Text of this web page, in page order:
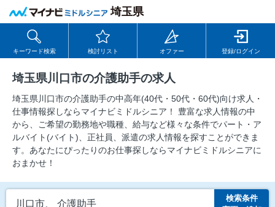
埼玉県
キーワード検索 検討リスト オファー 登録/ログイン
埼玉県川口市の介護助手の求人
埼玉県川口市の介護助手の中⾼年(40代・50代・60代)向け求⼈・
仕事情報探しならマイナビミドルシニア！ 豊富な求人情報の中
から、ご希望の勤務地や職種、給与など様々な条件でパート・ア
ルバイト(バイト)、正社員、派遣の求人情報を探すことができま
す。あなたにぴったりのお仕事探しならマイナビミドルシニアに
おまかせ！
川口市、 介護助手
検索条件